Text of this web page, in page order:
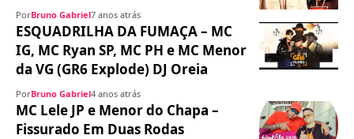
PorBruno Gabriel7 anos atrás
ESQUADRILHA DA FUMAÇA – MC
IG, MC Ryan SP, MC PH e MC Menor
da VG (GR6 Explode) DJ Oreia
PorBruno Gabriel4 anos atrás
MC Lele JP e Menor do Chapa –
Fissurado Em Duas Rodas